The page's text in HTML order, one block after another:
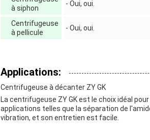
à siphon
- Oui, oui.
Centrifugeuse
à pellicule
- Oui, oui.
Applications:
Centrifugeuse à décanter ZY GK
La centrifugeuse ZY GK est le choix idéal
applications telles que la séparation de
vibration, et son entretien est facile.